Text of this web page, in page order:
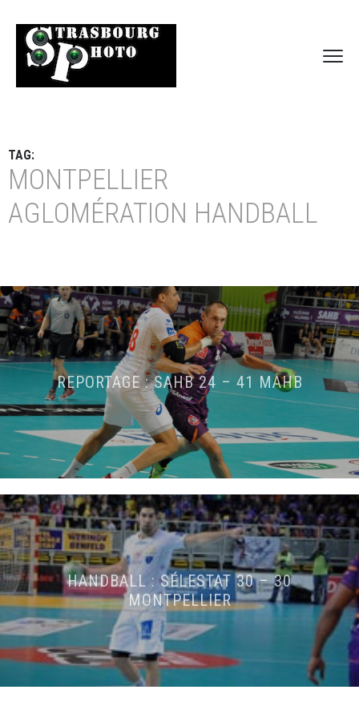
TAG:
MONTPELLIER
AGLOMÉRATION HANDBALL
REPORTAGE : SAHB 24 – 41 MAHB
HANDBALL : SÉLESTAT 30 – 30
MONTPELLIER